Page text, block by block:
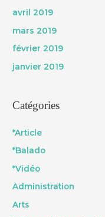
avril 2019
mars 2019
février 2019
janvier 2019
Catégories
*Article
*Balado
*Vidéo
Administration
Arts